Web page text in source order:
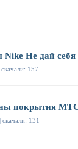
Не дай себя
157
покрытия
скачали: 131